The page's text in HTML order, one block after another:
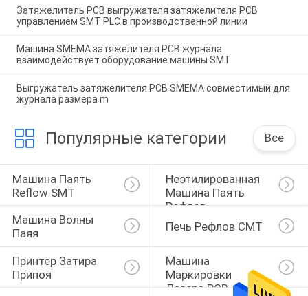
Затяжелитель PCB выгружателя затяжелителя PCB
управлением SMT PLC в производственной линии
Машина SMEMA затяжелителя PCB журнала
взаимодействует оборудование машины SMT
Выгружатель затяжелителя PCB SMEMA совместимый для
журнала размера m
Популярные категории Все
Машина Паять
Reflow SMT
Неэтилированная
Машина Паять
Рефлов
Машина Волны
Паяя
Печь Рефлов СМТ
Принтер Затира
Припоя
Машина
Маркировки
Лазера PCB